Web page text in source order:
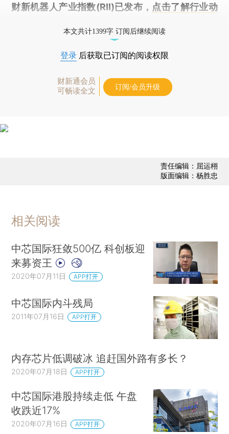
财新机器人产业指数(RII)已发布， 点击了解行业动
本文共计1399字 订阅后继续阅读
登录 后获取已订阅的阅读权限
财新通会员
可畅读全文
订阅/会员升级
责任编辑：屈运栩
版面编辑：杨胜忠
相关阅读
中芯国际狂敛500亿 科创板迎
来募资王
2020年07月11日 APP打开
中芯国际内斗残局
2011年07月16日 APP打开
内存芯片低调破冰 追赶国外路有多长？
2020年07月18日 APP打开
中芯国际港股持续走低 午盘
收跌近17%
2020年07月16日 APP打开